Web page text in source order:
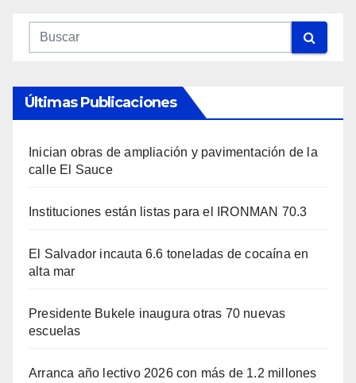
Últimas Publicaciones
Inician obras de ampliación y pavimentación de la
calle El Sauce
Instituciones están listas para el IRONMAN 70.3
El Salvador incauta 6.6 toneladas de cocaína en
alta mar
Presidente Bukele inaugura otras 70 nuevas
escuelas
Arranca año lectivo 2026 con más de 1.2 millones